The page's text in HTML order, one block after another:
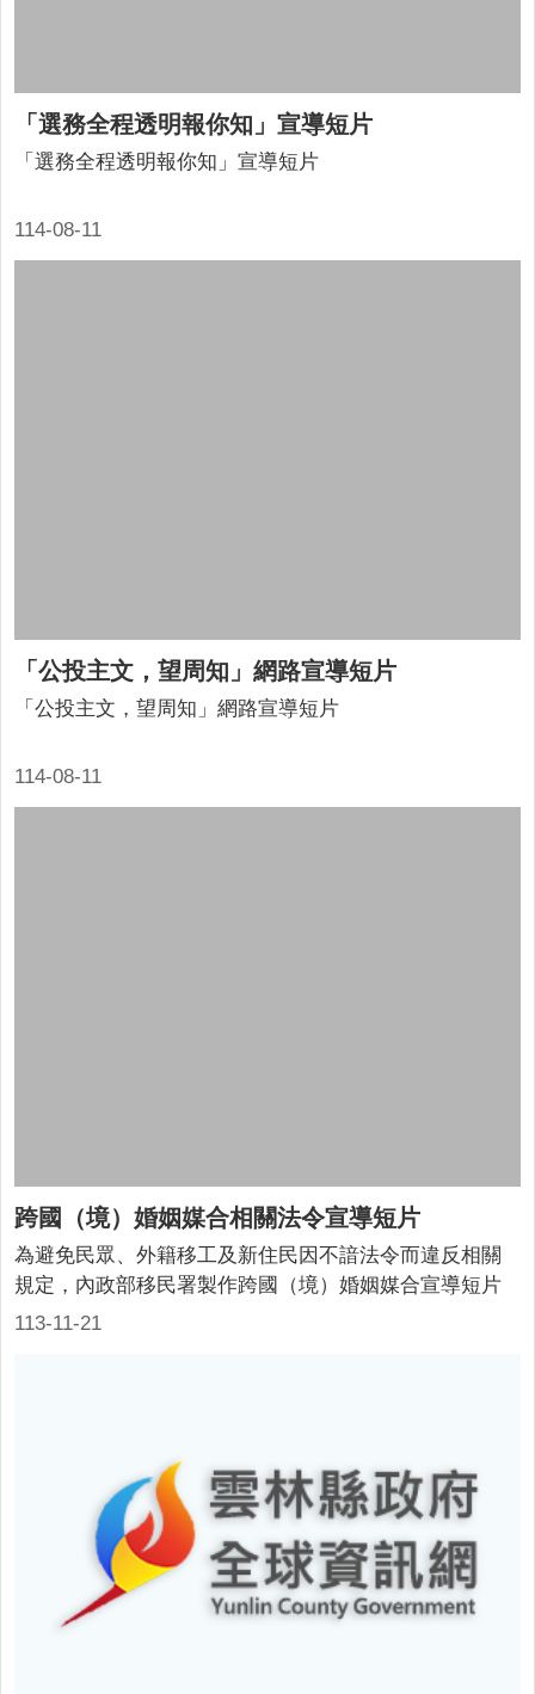
「選務全程透明報你知」宣導短片
114-08-11
「選務全程透明報你知」宣導短片
「公投主文，望周知」網路宣導短片
114-08-11
「公投主文，望周知」網路宣導短片
跨國（境）婚姻媒合相關法令宣導短片
113-11-21
為避免民眾、外籍移工及新住民因不諳法令而違反相關
規定，內政部移民署製作跨國（境）婚姻媒合宣導短片
（30秒）。